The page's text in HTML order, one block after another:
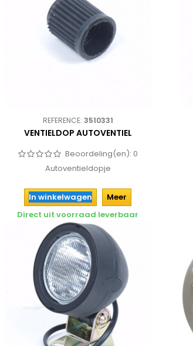
REFERENCE: 3510331
VENTIELDOP AUTOVENTIEL
Beoordeling(en): 0
Autoventieldopje
In winkelwagen
Meer
Direct uit voorraad leverbaar